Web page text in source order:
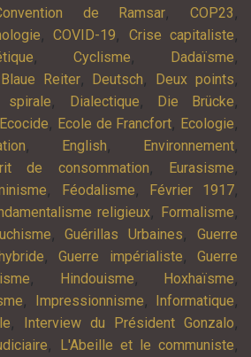
de Ramsar, COP23 ,
, COVID-19, Crise capitaliste,
, Cyclisme, Dadaïsme,
Reiter, Deutsch, Deux points,
spirale, Dialectique, Die Brücke,
Ecocide, Ecole de Francfort, Ecologie,
, English, Environnement,
de consommation, Eurasisme,
, Féodalisme, Février 1917,
religieux, Formalisme,
,Guérillas Urbaines,Guerre
,Guerre impérialiste,Guerre
, Hindouisme, Hoxhaïsme,
, Impressionnisme, Informatique,
, Interview du Président Gonzalo,
, L'Abeille et le communiste,